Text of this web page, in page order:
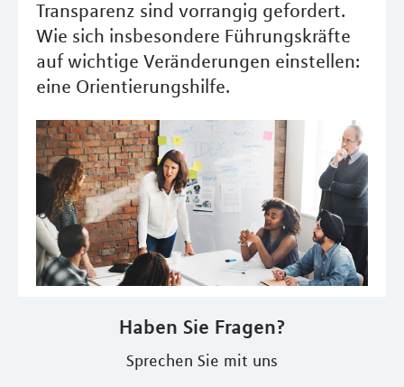
Transparenz sind vorrangig gefordert.
Wie sich insbesondere Führungskräfte
auf wichtige Veränderungen einstellen:
eine Orientierungshilfe.
Haben Sie Fragen?
Sprechen Sie mit uns